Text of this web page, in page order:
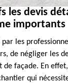
les devis
importants
par les
de négliger les
de façade. En
qui